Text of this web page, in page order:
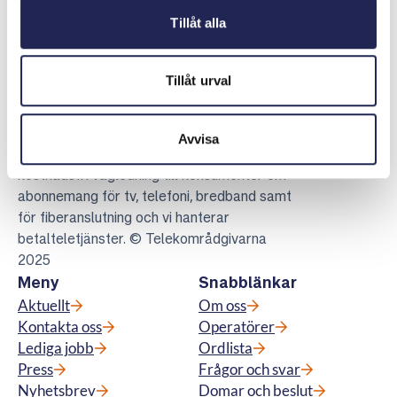
Tillåt alla
Tillåt urval
Avvisa
Telekområdgivarna
kostnadsfri vägledning till konsumenter om
abonnemang för tv, telefoni, bredband samt
för fiberanslutning och vi hanterar
betalteletjänster. © Telekområdgivarna
2025
Meny
Aktuellt
Kontakta oss
Lediga jobb
Press
Nyhetsbrev
Snabblänkar
Om oss
Operatörer
Ordlista
Frågor och svar
Domar och beslut